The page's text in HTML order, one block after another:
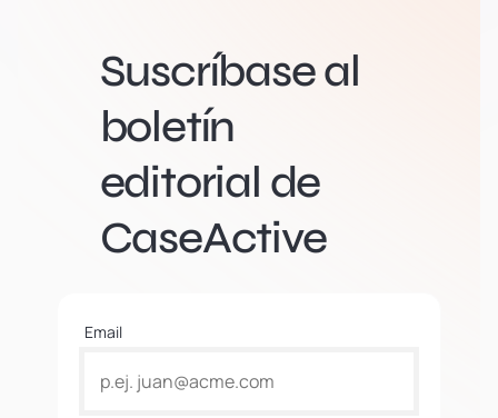
Suscríbase al
boletín
editorial de
CaseActive
Email